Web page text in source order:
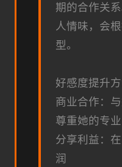
期的合作关
人情味，会
型。
好感度提升
商业合作：
尊重她的专
分享利益：
润